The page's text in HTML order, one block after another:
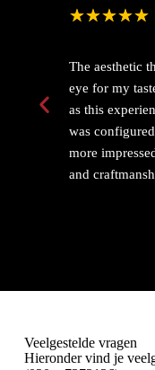
★★★★★
The aesthetic
eye for my
as this
was
more
and
Veelgestelde vragen
Hieronder vind je